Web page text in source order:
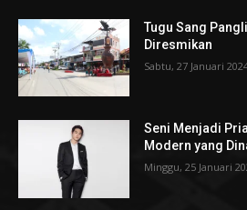
Tugu Sang
Diresmikan
Sabtu, 27 Januari
Seni Menjadi
Modern yang
Minggu, 25 Januari